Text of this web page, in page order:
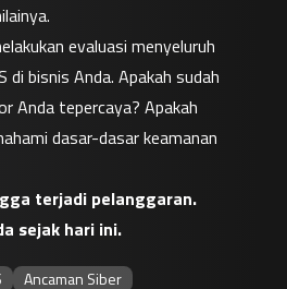
evaluasi menyeluruh
bisnis Anda. Apakah sudah
Anda tepercaya? Apakah
dasar-dasar keamanan
terjadi pelanggaran.
sejak hari ini.
Ancaman Siber